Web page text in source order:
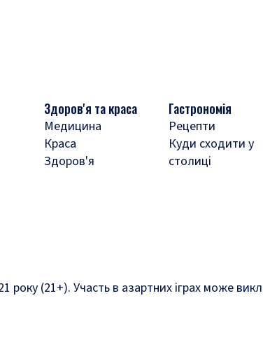
Здоров'я та краса
Медицина
Краса
Здоров'я
Гастрономія
Рецепти
Куди сходити у
столиці
року (21+). Участь в азартних іграх може